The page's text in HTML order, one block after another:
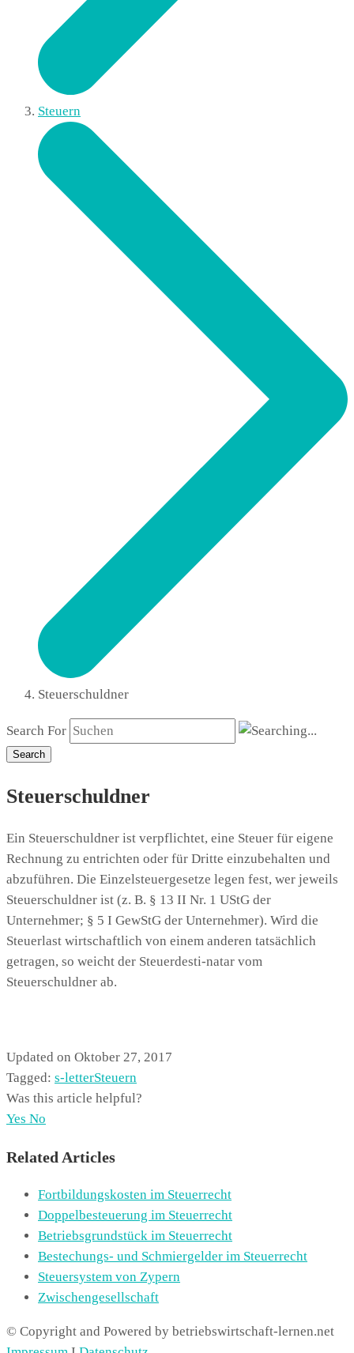
Steuern
Steuerschuldner
Search For
Search
Steuerschuldner
Ein Steuerschuldner ist verpflichtet, eine Steuer für eigene
Rechnung zu entrichten oder für Dritte einzubehalten und
abzuführen. Die Einzelsteuergesetze legen fest, wer jeweils
Steuerschuldner ist (z. B. § 13 II Nr. 1 UStG der
Unternehmer; § 5 I GewStG der Unternehmer). Wird die
Steuerlast wirtschaftlich von einem anderen tatsächlich
getragen, so weicht der Steuerdesti-natar vom
Steuerschuldner ab.
Updated on Oktober 27, 2017
Tagged: s-letterSteuern
Was this article helpful?
Yes No
Related Articles
Fortbildungskosten im Steuerrecht
Doppelbesteuerung im Steuerrecht
Betriebsgrundstück im Steuerrecht
Bestechungs- und Schmiergelder im Steuerrecht
Steuersystem von Zypern
Zwischengesellschaft
© Copyright and Powered by betriebswirtschaft-lernen.net